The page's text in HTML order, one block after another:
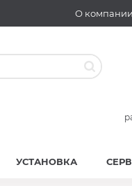
О компании
УСТАНОВКА